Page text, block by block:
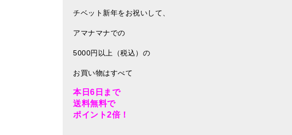
チベット新年をお祝いして、
アマナマナでの
5000円以上（税込）の
お買い物はすべて
本日6日まで
送料無料で
ポイント2倍！